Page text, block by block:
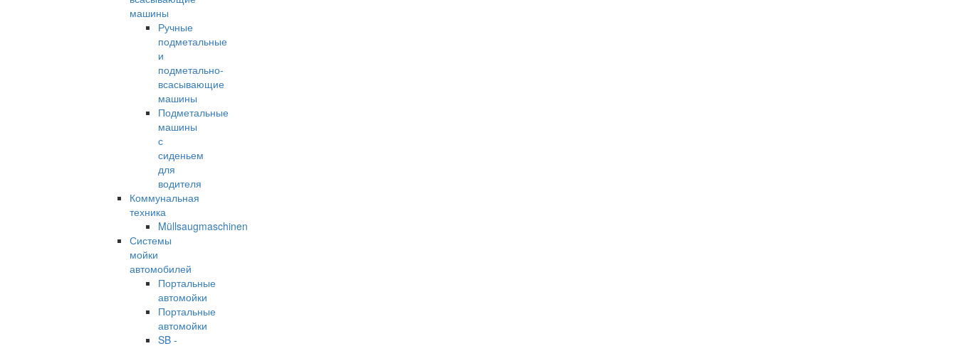
машины
Ручные
подметальные
и
подметально-
всасывающие
машины
Подметальные
машины
с
сиденьем
для
водителя
Коммунальная
техника
Müllsaugmaschinen
Системы
мойки
автомобилей
Портальные
автомойки
Портальные
автомойки
SB -